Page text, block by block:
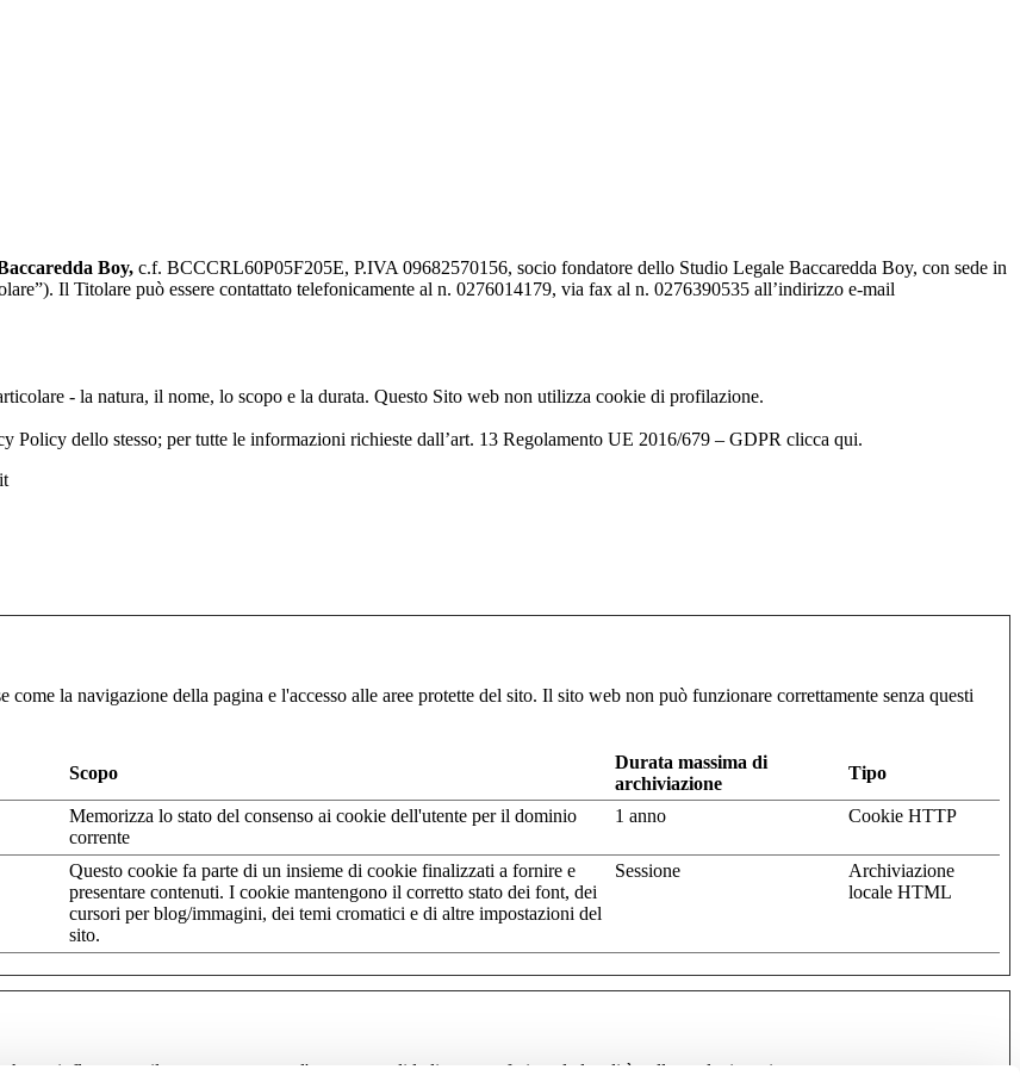
Boy, c.f. BCCCRL60P05F205E, P.IVA 09682570156, socio fondatore dello Studio Legale Baccaredda Boy, con sede in
Il Titolare può essere contattato telefonicamente al n. 0276014179, via fax al n. 0276390535 all’indirizzo e-mail
- la natura, il nome, lo scopo e la durata. Questo Sito web non utilizza cookie di profilazione.
Policy dello stesso; per tutte le informazioni richieste dall’art. 13 Regolamento UE 2016/679 – GDPR clicca qui.
la navigazione della pagina e l'accesso alle aree protette del sito. Il sito web non può funzionare correttamente senza questi
Scopo
Durata massima di
archiviazione
Tipo
Memorizza lo stato del consenso ai cookie dell'utente per il dominio
corrente
1 anno Cookie HTTP
Questo cookie fa parte di un insieme di cookie finalizzati a fornire e
presentare contenuti. I cookie mantengono il corretto stato dei font, dei
cursori per blog/immagini, dei temi cromatici e di altre impostazioni del
sito.
Sessione
Archiviazione
locale HTML
ne influenzano il comportamento o l'aspetto, quali la lingua preferita o la località nella quale ti trovi.